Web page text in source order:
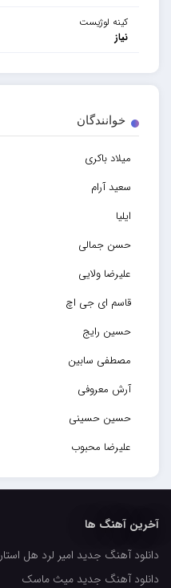
کینه لوژیست
نیاز
خوانندگان
میلاد باکری
سعید آرام
ایلیا
حسن جمالی
علیرضا ولایی
قاسم ای جی اچ
حسین رایج
مصطفی سابین
آرش معروفی
حسین حسینی
علیرضا محبوب
حسین حصارکی
کاپیتان
مجید رضوی
آخرین آهنگ ها
دانلود آهنگ جدید امیر لرد هل استار
دانلود آهنگ جدید میث ماسک